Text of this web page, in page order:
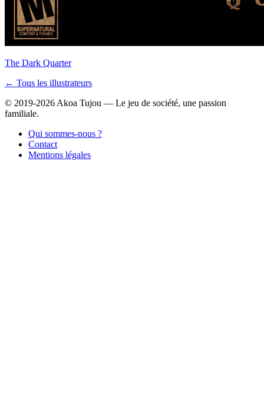
The Dark Quarter
← Tous les illustrateurs
© 2019-2026 Akoa Tujou — Le jeu de société, une passion
familiale.
Qui sommes-nous ?
Contact
Mentions légales